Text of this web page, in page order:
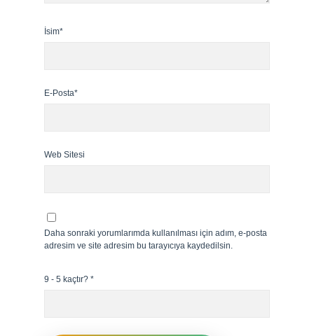
İsim*
E-Posta*
Web Sitesi
Daha sonraki yorumlarımda kullanılması için adım, e-posta
adresim ve site adresim bu tarayıcıya kaydedilsin.
9 - 5 kaçtır? *